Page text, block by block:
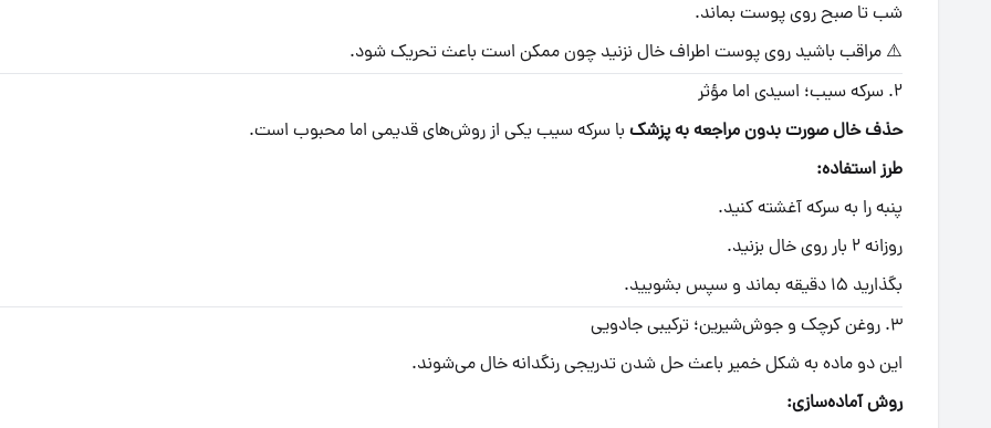
شب تا صبح روی پوست بماند.
⚠️ مراقب باشید روی پوست اطراف خال نزنید چون ممکن است باعث تحریک شود.
۲. سرکه سیب؛ اسیدی اما مؤثر
حذف خال صورت بدون مراجعه به پزشک با سرکه سیب یکی از روش‌های قدیمی اما محبوب است.
طرز استفاده:
پنبه را به سرکه آغشته کنید.
روزانه ۲ بار روی خال بزنید.
بگذارید ۱۵ دقیقه بماند و سپس بشویید.
۳. روغن کرچک و جوش‌شیرین؛ ترکیبی جادویی
این دو ماده به شکل خمیر باعث حل شدن تدریجی رنگدانه خال می‌شوند.
روش آماده‌سازی: